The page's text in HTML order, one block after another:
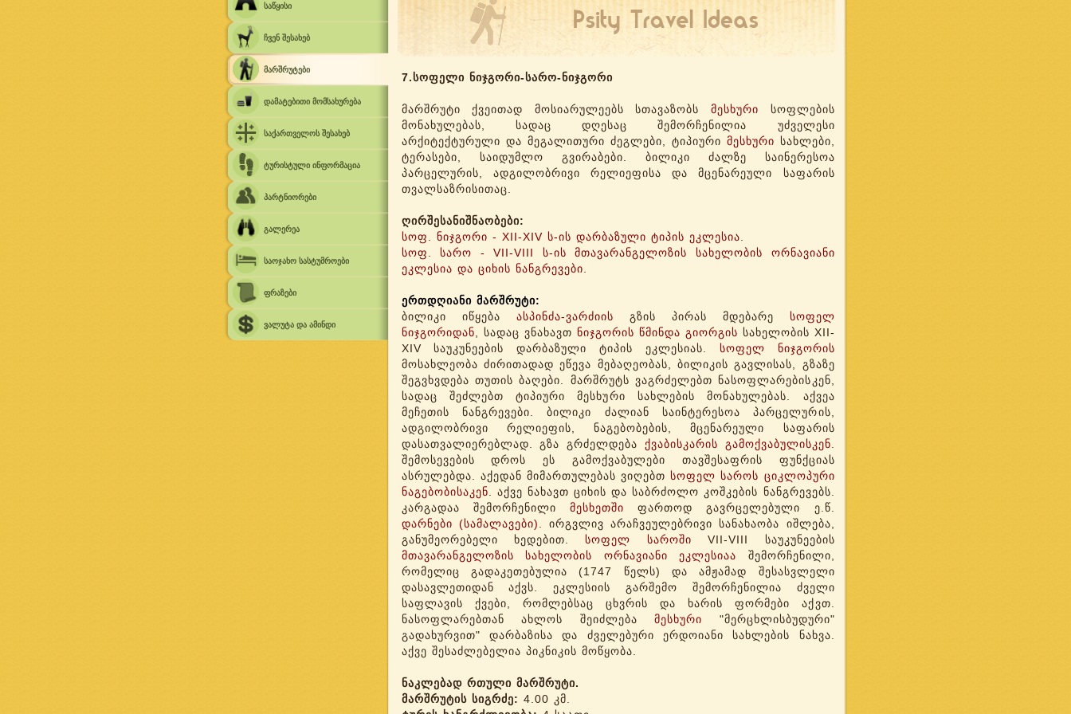
საწყისი
ჩვენ შესახებ
მარშრუტები
დამატებითი მომსახურება
საქართველოს შესახებ
ტურისტული ინფორმაცია
პარტნიორები
გალერეა
საოჯახო სასტუმროები
ფრაზები
ვალუტა და ამინდი
7.სოფელი ნიჯგორი-სარო-ნიჯგორი
მარშრუტი ქვეითად მოსიარულეებს სთავაზობს მესხური სოფლების
მონახულებას, სადაც დღესაც შემორჩენილია უძველესი
არქიტექტურული და მეგალითური ძეგლები, ტიპიური მესხური სახლები,
ტერასები, საიდუმლო გვირაბები. ბილიკი ძალზე საინერესოა
პარცელურის, ადგილობრივი რელიეფისა და მცენარეული საფარის
თვალსაზრისითაც.
ღირშესანიშნაობები:
სოფ. ნიჯგორი - XII-XIV ს-ის დარბაზული ტიპის ეკლესია.
სოფ. სარო - VII-VIII ს-ის მთავარანგელოზის სახელობის ორნავიანი
ეკლესია და ციხის ნანგრევები.
ერთდღიანი მარშრუტი:
ბილიკი იწყება ასპინძა-ვარძიის გზის პირას მდებარე სოფელ
ნიჯგორიდან , სადაც ვნახავთ ნიჯგორის წმინდა გიორგის სახელობის XII-
XIV საუკუნეების დარბაზული ტიპის ეკლესიას. სოფელ ნიჯგორის
მოსახლეობა ძირითადად ეწევა მებაღეობას, ბილიკის გავლისას, გზაზე
შეგვხვდება თუთის ბაღები. მარშრუტს ვაგრძელებთ ნასოფლარებისკენ,
სადაც შეძლებთ ტიპიური მესხური სახლების მონახულებას. აქვეა
მეჩეთის ნანგრევები. ბილიკი ძალიან საინტერესოა პარცელურის,
ადგილობრივი რელიეფის, ნაგებობების, მცენარეული საფარის
დასათვალიერებლად. გზა გრძელდება ქვაბისკარის გამოქვაბულისკენ
შემოსევების დროს ეს გამოქვაბულები თავშესაფრის ფუნქციას
ასრულებდა. აქედან მიმართულებას ვიღებთსოფელ საროს ციკლოპური
ნაგებობისაკენ . აქვე ნახავთ ციხის და საბრძოლო კოშკების ნანგრევებს.
კარგადაა შემორჩენილი მესხეთში ფართოდ გავრცელებული ე.წ.
დარნები (სამალავები)
. ირგვლივ არაჩვეულებრივი სანახაობა იშლება,
განუმეორებელი ხედებით.სოფელ საროში VII-VIII საუკუნეების
მთავარანგელოზის სახელობის ორნავიანი ეკლესიაა შემორჩენილი,
რომელიც გადაკეთებულია (1747 წელს) და ამჟამად შესასვლელი
დასავლეთიდან აქვს. ეკლესიის გარშემო შემორჩენილია ძველი
საფლავის ქვები, რომლებსაც ცხვრის და ხარის ფორმები აქვთ.
ნასოფლარებთან ახლოს შეიძლება მესხური "მერცხლისბუდური"
გადახურვით" დარბაზისა და ძველებური ერდოიანი სახლების ნახვა.
აქვე შესაძლებელია პიკნიკის მოწყობა.
ნაკლებად რთული მარშრუტი.
მარშრუტის სიგრძე: 4.00 კმ.